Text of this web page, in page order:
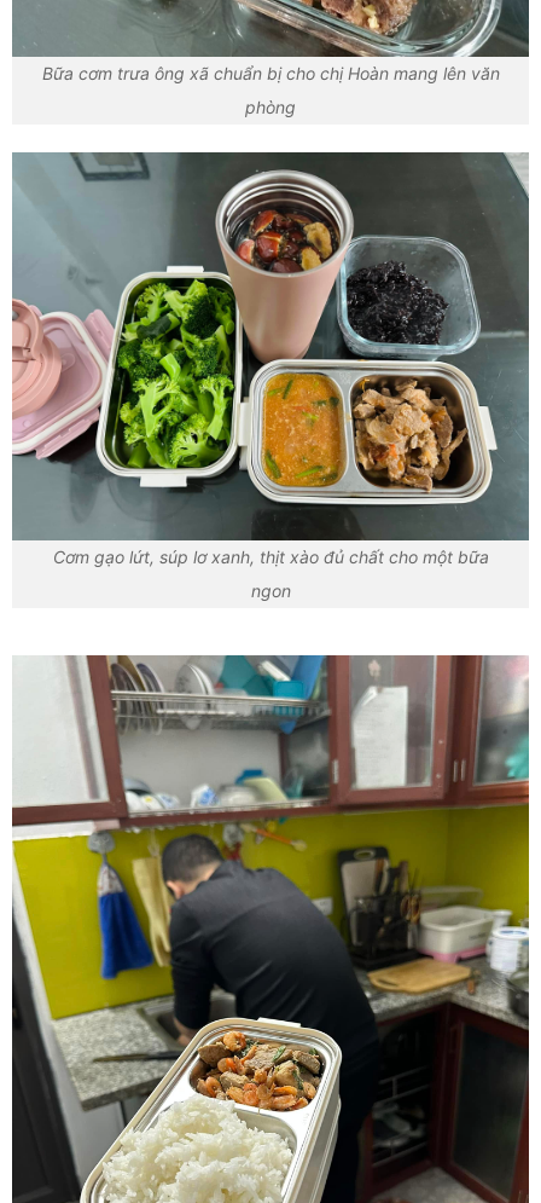
Bữa cơm trưa ông xã chuẩn bị cho chị Hoàn mang lên văn
phòng
Cơm gạo lứt, súp lơ xanh, thịt xào đủ chất cho một bữa
ngon